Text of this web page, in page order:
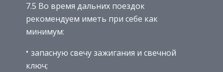
7.5 Во время дальних поездок
рекомендуем иметь при себе как
минимум:
запасную свечу зажигания и свечной
ключ;